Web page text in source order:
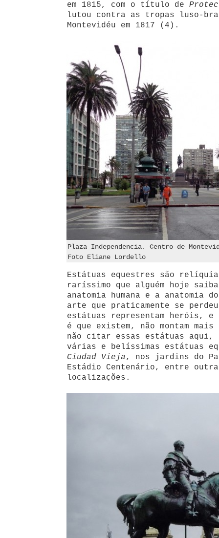
em 1815, com o título de
lutou contra as tropas luso-
Montevidéu em 1817 (4).
Plaza Independencia. Centro de
Foto Eliane Lordello
Estátuas equestres são
raríssimo que alguém hoje
anatomia humana e a anatomia
arte que praticamente se
estátuas representam heróis,
é que existem, não montam
não citar essas estátuas aqui,
várias e belíssimas estátuas
Ciudad Vieja, nos jardins do
Estádio Centenário, entre
localizações.